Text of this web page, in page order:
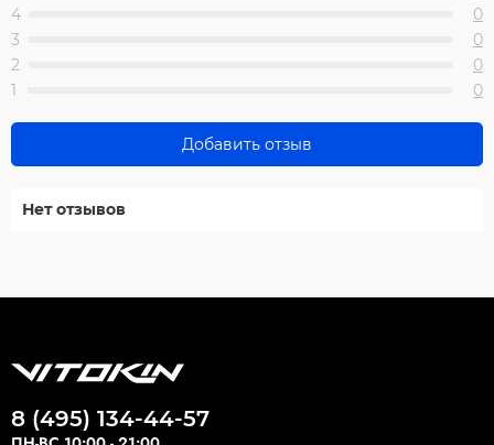
4
0
3
0
2
0
1
0
Добавить отзыв
Нет отзывов
8 (495) 134-44-57